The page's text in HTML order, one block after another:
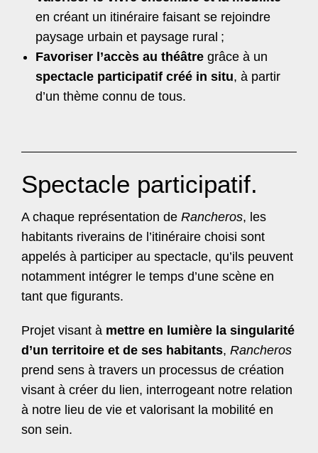
en créant un itinéraire faisant se rejoindre
paysage urbain et paysage rural ;
Favoriser l’accès au théâtre grâce à un
spectacle participatif créé in situ, à partir
d’un thème connu de tous.
Spectacle participatif.
A chaque représentation de Rancheros, les
habitants riverains de l’itinéraire choisi sont
appelés à participer au spectacle, qu’ils peuvent
notamment intégrer le temps d’une scène en
tant que figurants.
Projet visant à mettre en lumière la singularité
d’un territoire et de ses habitants, Rancheros
prend sens à travers un processus de création
visant à créer du lien, interrogeant notre relation
à notre lieu de vie et valorisant la mobilité en
son sein.